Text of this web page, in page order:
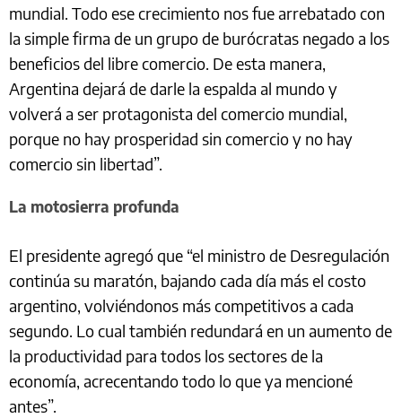
mundial. Todo ese crecimiento nos fue arrebatado con
la simple firma de un grupo de burócratas negado a los
beneficios del libre comercio. De esta manera,
Argentina dejará de darle la espalda al mundo y
volverá a ser protagonista del comercio mundial,
porque no hay prosperidad sin comercio y no hay
comercio sin libertad”.
La motosierra profunda
El presidente agregó que “el ministro de Desregulación
continúa su maratón, bajando cada día más el costo
argentino, volviéndonos más competitivos a cada
segundo. Lo cual también redundará en un aumento de
la productividad para todos los sectores de la
economía, acrecentando todo lo que ya mencioné
antes”.